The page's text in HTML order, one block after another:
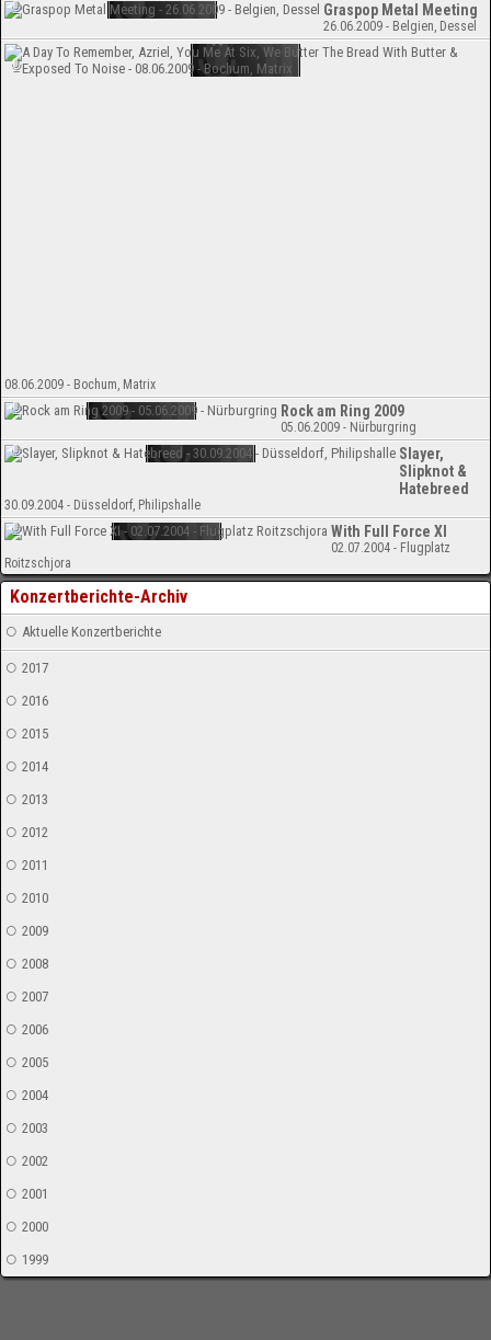
Graspop Metal Meeting
26.06.2009 - Belgien, Dessel
08.06.2009 - Bochum, Matrix
Rock am Ring 2009
05.06.2009 - Nürburgring
Slayer,
Slipknot &
Hatebreed
30.09.2004 - Düsseldorf, Philipshalle
With Full Force XI
02.07.2004 - Flugplatz
Roitzschjora
Konzertberichte-Archiv
Aktuelle Konzertberichte
2017
2016
2015
2014
2013
2012
2011
2010
2009
2008
2007
2006
2005
2004
2003
2002
2001
2000
1999